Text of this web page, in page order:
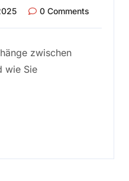
0 Comments
zwischen
wie Sie